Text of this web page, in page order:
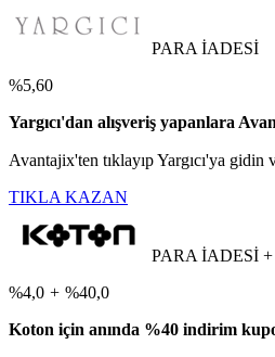
PARA İADESİ
%5,60
Yargıcı'dan alışveriş yapanlara
Avantajix'ten tıklayıp Yargıcı'ya gidin
TIKLA KAZAN
PARA İADESİ
%4,0 + %40,0
Koton için anında %40 indirim